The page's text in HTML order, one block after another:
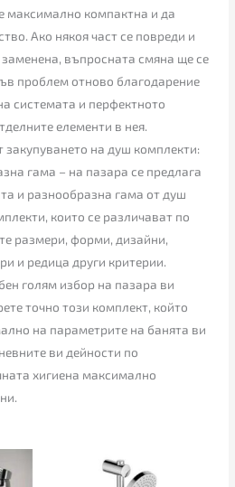
максимално компактна и да
Ако някоя част се повреди и
въпросната смяна ще се
проблем отново благодарение
системата и перфектното
елементи в нея.
на душ комплекти:
гама – на пазара се предлага
и разнообразна гама от душ
които се различават по
размери, форми, дизайни,
и редица други критерии.
голям избор на пазара ви
точно този комплект, който
на параметрите на банята ви
ви дейности по
хигиена максимално